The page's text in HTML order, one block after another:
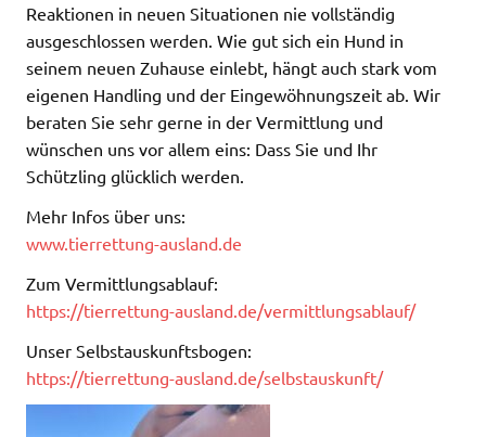
Reaktionen in neuen Situationen nie vollständig
ausgeschlossen werden. Wie gut sich ein Hund in
seinem neuen Zuhause einlebt, hängt auch stark vom
eigenen Handling und der Eingewöhnungszeit ab. Wir
beraten Sie sehr gerne in der Vermittlung und
wünschen uns vor allem eins: Dass Sie und Ihr
Schützling glücklich werden.
Mehr Infos über uns:
www.tierrettung-ausland.de
Zum Vermittlungsablauf:
https://tierrettung-ausland.de/vermittlungsablauf/
Unser Selbstauskunftsbogen:
https://tierrettung-ausland.de/selbstauskunft/